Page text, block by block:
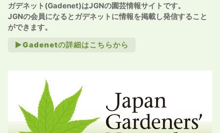
ガデネット(Gadenet)はJGNの園芸情報サイトです。
JGNの会員になるとガデネットに情報を掲載し発信すること
ができます。
►Gadenetの詳細はこちらから